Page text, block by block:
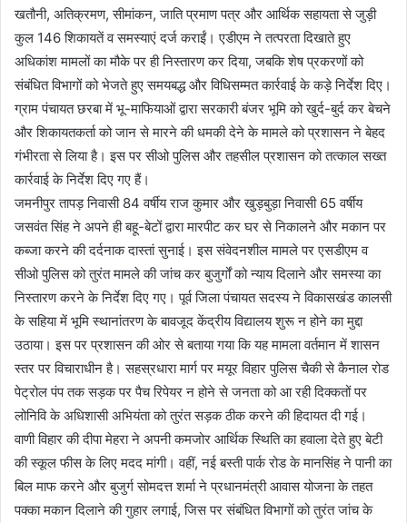
खतौनी, अतिक्रमण, सीमांकन, जाति प्रमाण पत्र और आर्थिक सहायता से जुड़ी
कुल 146 शिकायतें व समस्याएं दर्ज कराईं। एडीएम ने तत्परता दिखाते हुए
अधिकांश मामलों का मौके पर ही निस्तारण कर दिया, जबकि शेष प्रकरणों को
संबंधित विभागों को भेजते हुए समयबद्ध और विधिसम्मत कार्रवाई के कड़े निर्देश दिए।
ग्राम पंचायत छरबा में भू-माफियाओं द्वारा सरकारी बंजर भूमि को खुर्द-बुर्द कर बेचने
और शिकायतकर्ता को जान से मारने की धमकी देने के मामले को प्रशासन ने बेहद
गंभीरता से लिया है। इस पर सीओ पुलिस और तहसील प्रशासन को तत्काल सख्त
कार्रवाई के निर्देश दिए गए हैं।
जमनीपुर तापड़ निवासी 84 वर्षीय राज कुमार और खुड़बुड़ा निवासी 65 वर्षीय
जसवंत सिंह ने अपने ही बहू-बेटों द्वारा मारपीट कर घर से निकालने और मकान पर
कब्जा करने की दर्दनाक दास्तां सुनाई। इस संवेदनशील मामले पर एसडीएम व
सीओ पुलिस को तुरंत मामले की जांच कर बुजुर्गों को न्याय दिलाने और समस्या का
निस्तारण करने के निर्देश दिए गए। पूर्व जिला पंचायत सदस्य ने विकासखंड कालसी
के सहिया में भूमि स्थानांतरण के बावजूद केंद्रीय विद्यालय शुरू न होने का मुद्दा
उठाया। इस पर प्रशासन की ओर से बताया गया कि यह मामला वर्तमान में शासन
स्तर पर विचाराधीन है। सहस्रधारा मार्ग पर मयूर विहार पुलिस चैकी से कैनाल रोड
पेट्रोल पंप तक सड़क पर पैच रिपेयर न होने से जनता को आ रही दिक्कतों पर
लोनिवि के अधिशासी अभियंता को तुरंत सड़क ठीक करने की हिदायत दी गई।
वाणी विहार की दीपा मेहरा ने अपनी कमजोर आर्थिक स्थिति का हवाला देते हुए बेटी
की स्कूल फीस के लिए मदद मांगी। वहीं, नई बस्ती पार्क रोड के मानसिंह ने पानी का
बिल माफ करने और बुजुर्ग सोमदत्त शर्मा ने प्रधानमंत्री आवास योजना के तहत
पक्का मकान दिलाने की गुहार लगाई, जिस पर संबंधित विभागों को तुरंत जांच के